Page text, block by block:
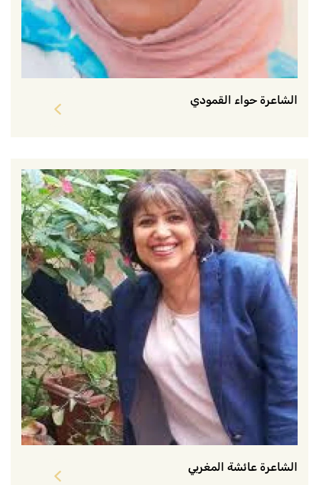
الشاعرة حواء القمودي
الشاعرة عائشة المغربي